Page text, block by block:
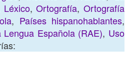
Léxico,Ortografía, Ortografía
, Países hispanohablantes,
Española (RAE), Uso